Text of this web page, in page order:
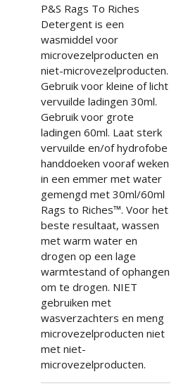
P&S Rags To Riches
Detergent is een
wasmiddel voor
microvezelproducten en
niet-microvezelproducten.
Gebruik voor kleine of licht
vervuilde ladingen 30ml.
Gebruik voor grote
ladingen 60ml. Laat sterk
vervuilde en/of hydrofobe
handdoeken vooraf weken
in een emmer met water
gemengd met 30ml/60ml
Rags to Riches™. Voor het
beste resultaat, wassen
met warm water en
drogen op een lage
warmtestand of ophangen
om te drogen. NIET
gebruiken met
wasverzachters en meng
microvezelproducten niet
met niet-
microvezelproducten.